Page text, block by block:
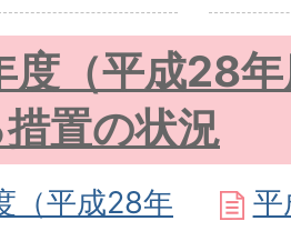
度（平成28
置の状況
（平成28年
平